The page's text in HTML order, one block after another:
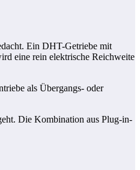
Ein DHT-Getriebe mit
eine rein elektrische Reichweite
als Übergangs- oder
Die Kombination aus Plug-in-